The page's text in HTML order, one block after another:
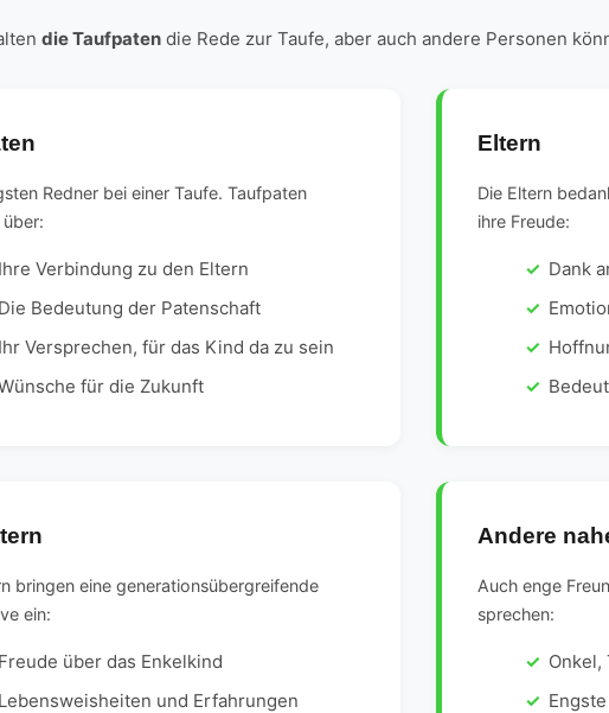
die Taufpaten die Rede zur Taufe, aber auch andere Personen
Redner bei einer Taufe. Taufpaten
Ihre Verbindung zu den Eltern
Die Bedeutung der Patenschaft
Ihr Versprechen, für das Kind da zu sein
für die Zukunft
Eltern
Die Eltern
ihre Freude:
Dank
bringen eine generationsübergreifende
ein:
Freude über das Enkelkind
Lebensweisheiten und Erfahrungen
Andere
Auch enge
sprechen:
Onkel,